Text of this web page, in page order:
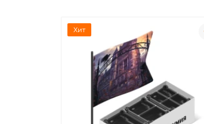
Хит